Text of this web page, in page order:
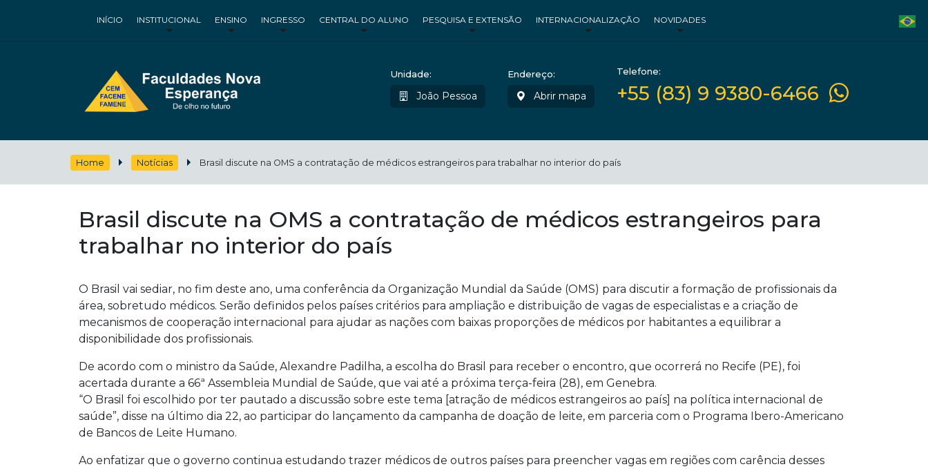
INÍCIO INSTITUCIONAL ENSINO INGRESSO CENTRAL DO ALUNO PESQUISA E EXTENSÃO INTERNACIONALIZAÇÃO NOVIDADES
Unidade:
João Pessoa
Endereço:
Abrir mapa
Telefone:
+55 (83) 9 9380-6466
Home Notícias Brasil discute na OMS a contratação de médicos estrangeiros para trabalhar no interior do país
Brasil discute na OMS a contratação de médicos estrangeiros para
trabalhar no interior do país
O Brasil vai sediar, no fim deste ano, uma conferência da Organização Mundial da Saúde (OMS) para discutir a formação de profissionais da
área, sobretudo médicos. Serão definidos pelos países critérios para ampliação e distribuição de vagas de especialistas e a criação de
mecanismos de cooperação internacional para ajudar as nações com baixas proporções de médicos por habitantes a equilibrar a
disponibilidade dos profissionais.
De acordo com o ministro da Saúde, Alexandre Padilha, a escolha do Brasil para receber o encontro, que ocorrerá no Recife (PE), foi
acertada durante a 66ª Assembleia Mundial de Saúde, que vai até a próxima terça-feira (28), em Genebra.
“O Brasil foi escolhido por ter pautado a discussão sobre este tema [atração de médicos estrangeiros ao país] na política internacional de
saúde”, disse na último dia 22, ao participar do lançamento da campanha de doação de leite, em parceria com o Programa Ibero-Americano
de Bancos de Leite Humano.
Ao enfatizar que o governo continua estudando trazer médicos de outros países para preencher vagas em regiões com carência desses